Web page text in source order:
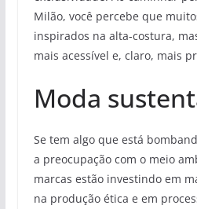
Milão, você percebe que
inspirados na alta-costura,
mais acessível e, claro, mais
Moda
Se tem algo que está
a preocupação com o meio
marcas estão investindo em
na produção ética e em